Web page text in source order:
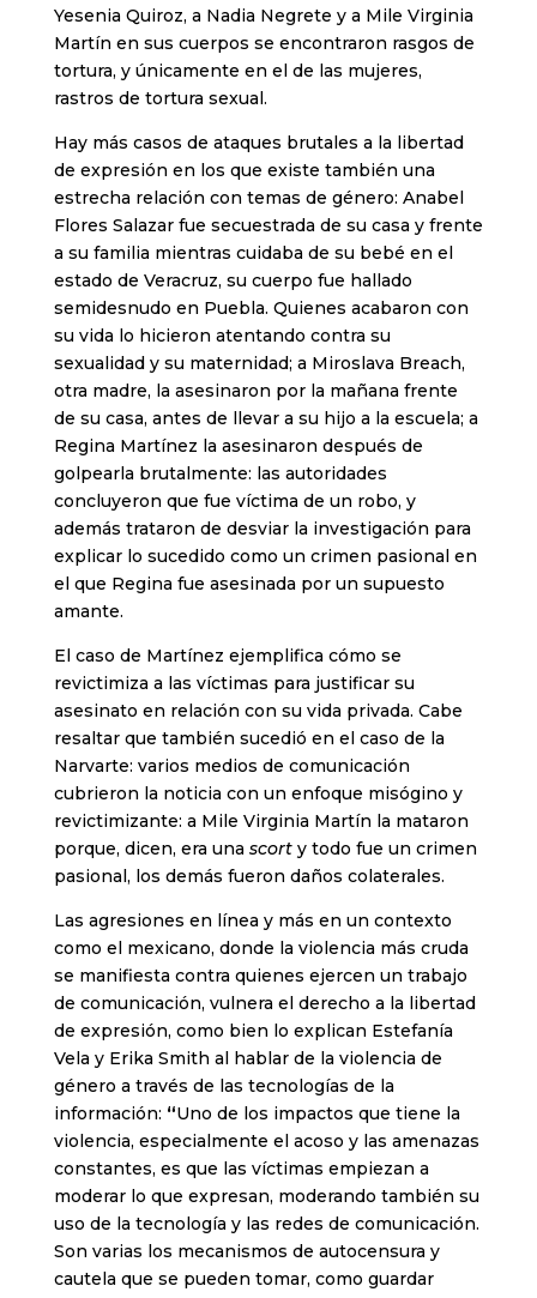
Yesenia Quiroz, a Nadia Negrete y a Mile Virginia
Martín en sus cuerpos se encontraron rasgos de
tortura, y únicamente en el de las mujeres,
rastros de tortura sexual.
Hay más casos de ataques brutales a la libertad
de expresión en los que existe también una
estrecha relación con temas de género: Anabel
Flores Salazar fue secuestrada de su casa y frente
a su familia mientras cuidaba de su bebé en el
estado de Veracruz, su cuerpo fue hallado
semidesnudo en Puebla. Quienes acabaron con
su vida lo hicieron atentando contra su
sexualidad y su maternidad; a Miroslava Breach,
otra madre, la asesinaron por la mañana frente
de su casa, antes de llevar a su hijo a la escuela; a
Regina Martínez la asesinaron después de
golpearla brutalmente: las autoridades
concluyeron que fue víctima de un robo, y
además trataron de desviar la investigación para
explicar lo sucedido como un crimen pasional en
el que Regina fue asesinada por un supuesto
amante.
El caso de Martínez ejemplifica cómo se
revictimiza a las víctimas para justificar su
asesinato en relación con su vida privada. Cabe
resaltar que también sucedió en el caso de la
Narvarte: varios medios de comunicación
cubrieron la noticia con un enfoque misógino y
revictimizante: a Mile Virginia Martín la mataron
porque, dicen, era una scorty todo fue un crimen
pasional, los demás fueron daños colaterales.
Las agresiones en línea y más en un contexto
como el mexicano, donde la violencia más cruda
se manifiesta contra quienes ejercen un trabajo
de comunicación, vulnera el derecho a la libertad
de expresión, como bien lo explican Estefanía
Vela y Erika Smith al hablar de la violencia de
género a través de las tecnologías de la
información: “Uno de los impactos que tiene la
violencia, especialmente el acoso y las amenazas
constantes, es que las víctimas empiezan a
moderar lo que expresan, moderando también su
uso de la tecnología y las redes de comunicación.
Son varias los mecanismos de autocensura y
cautela que se pueden tomar, como guardar